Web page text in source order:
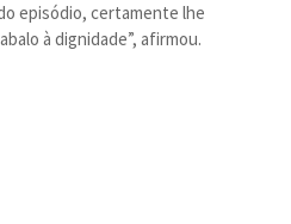
episódio, certamente lhe
à dignidade”, afirmou.